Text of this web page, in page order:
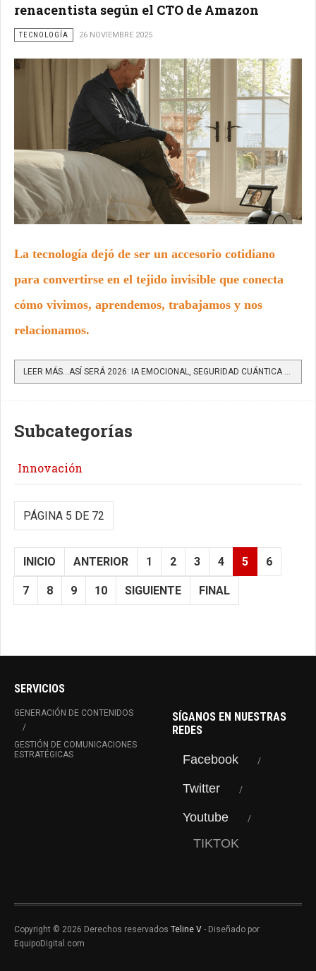
renacentista según el CTO de Amazon
TECNOLOGÍA 26 NOVIEMBRE 2025
La tecnología dejó de ser un accesorio cotidiano
para convertirse en el tejido invisible que conecta
cómo vivimos, aprendemos, trabajamos y nos
relacionamos.
LEER MÁS…ASÍ SERÁ 2026: IA EMOCIONAL, SEGURIDAD CUÁNTICA Y EL NUEVO DESARROLLADOR RENACENTISTA SEGÚN EL CTO...
Subcategorías
Innovación
PÁGINA 5 DE 72
INICIO ANTERIOR 1 2 3 4 5 6
7 8 9 10 SIGUIENTE FINAL
SERVICIOS
GENERACIÓN DE CONTENIDOS
GESTIÓN DE COMUNICACIONES
ESTRATÉGICAS
SÍGANOS EN NUESTRAS
REDES
Facebook
Twitter
Youtube
TIKTOK
Copyright © 2026 Derechos reservados Teline V - Diseñado por
EquipoDigital.com